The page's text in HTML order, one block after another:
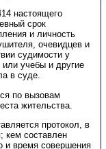
настоящего
срок
и личность
очевидцев и
судимости у
или учебы и другие
в суде.
по вызовам
жительства.
протокол, в
кем составлен
и время совершения